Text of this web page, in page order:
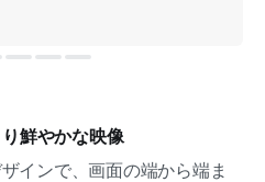
鮮やかな映像
インで、画面の端から端ま